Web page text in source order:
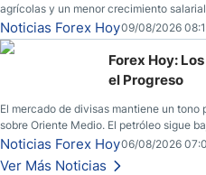
agrícolas y un menor crecimiento
Noticias Forex Hoy09/08/2026
Forex Hoy:
el Progreso
El mercado de divisas mantiene un
sobre Oriente Medio. El petróleo sigue
y los operadores esperan nuevas
Unidos.
Noticias Forex Hoy06/08/2026
Ver Más Noticias